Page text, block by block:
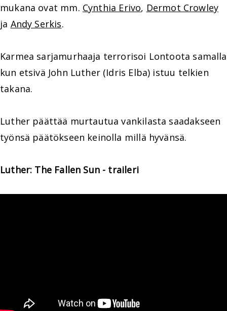
mukana ovat mm. Cynthia Erivo, Dermot Crowley
ja Andy Serkis.
Karmea sarjamurhaaja terrorisoi Lontoota samalla
kun etsivä John Luther (Idris Elba) istuu telkien
takana.
Luther päättää murtautua vankilasta saadakseen
työnsä päätökseen keinolla millä hyvänsä.
Luther: The Fallen Sun - traileri